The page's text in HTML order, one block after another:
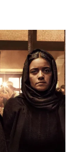
Crónica
Sonora:
Dos
Apuestas
Contra